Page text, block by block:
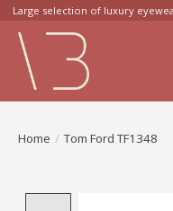
Large selection of luxury
Home / Tom Ford TF1348